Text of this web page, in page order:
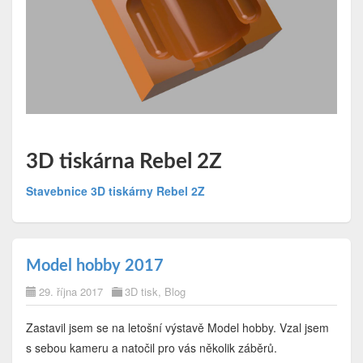
3D tiskárna Rebel 2Z
Stavebnice 3D tiskárny Rebel 2Z
Model hobby 2017
29. října 2017 3D tisk, Blog
Zastavil jsem se na letošní výstavě Model hobby. Vzal jsem
s sebou kameru a natočil pro vás několik záběrů.